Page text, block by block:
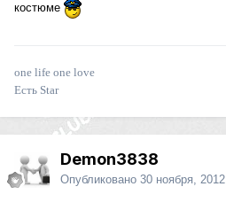
костюме
one life one love
Есть Star
Demon3838
Опубликовано 30 ноября, 2012